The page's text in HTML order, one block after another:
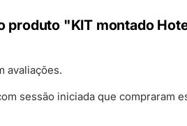
produto "KIT montado
avaliações.
sessão iniciada que compraram